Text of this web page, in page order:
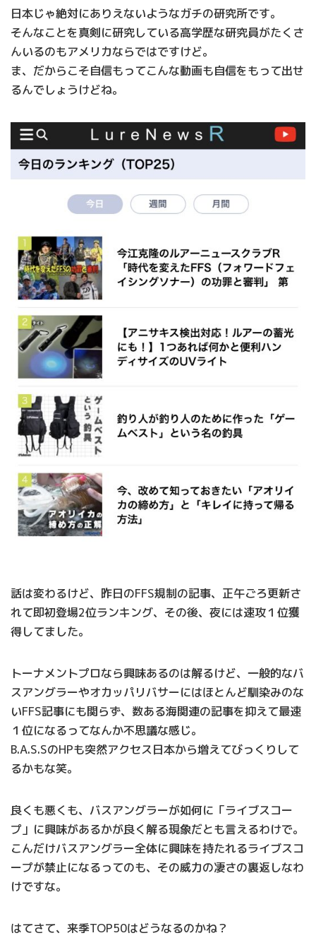
日本じゃ絶対にありえないようなガチの研究所です。
そんなことを真剣に研究している高学歴な研究員がたくさ
んいるのもアメリカならではですけど。
ま、だからこそ自信もってこんな動画も自信をもって出せ
るんでしょうけどね。
話は変わるけど、昨日のFFS規制の記事、正午ごろ更新さ
れて即初登場2位ランキング、その後、夜には速攻１位獲
得してました。
トーナメントプロなら興味あるのは解るけど、一般的なバ
スアングラーやオカッパリバサーにはほとんど馴染みのな
いFFS記事にも関らず、数ある海関連の記事を抑えて最速
１位になるってなんか不思議な感じ。
B.A.S.SのHPも突然アクセス日本から増えてびっくりして
るかもな笑。
良くも悪くも、バスアングラーが如何に「ライブスコー
プ」に興味があるかが良く解る現象だとも言えるわけで。
こんだけバスアングラー全体に興味を持たれるライブスコ
ープが禁止になるってのも、その威力の凄さの裏返しなわ
けですな。
はてさて、来季TOP50はどうなるのかね？